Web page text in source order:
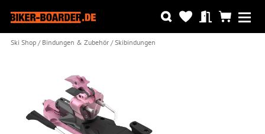
Ski Shop Bindungen & Zubehör Skibindungen